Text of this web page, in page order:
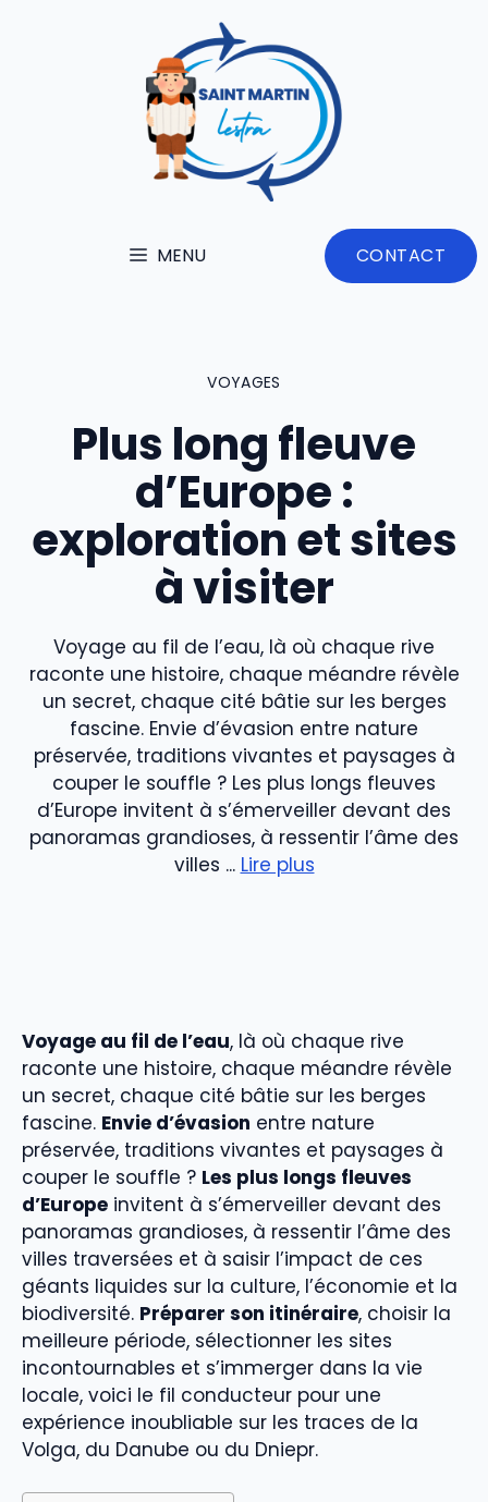
MENU CONTACT
VOYAGES
Plus long fleuve
d’Europe :
exploration et sites
à visiter
Voyage au fil de l’eau, là où chaque rive
raconte une histoire, chaque méandre révèle
un secret, chaque cité bâtie sur les berges
fascine. Envie d’évasion entre nature
préservée, traditions vivantes et paysages à
couper le souffle ? Les plus longs fleuves
d’Europe invitent à s’émerveiller devant des
panoramas grandioses, à ressentir l’âme des
villes ... Lire plus
Voyage au fil de l’eau, là où chaque rive
raconte une histoire, chaque méandre révèle
un secret, chaque cité bâtie sur les berges
fascine. Envie d’évasion entre nature
préservée, traditions vivantes et paysages à
couper le souffle ? Les plus longs fleuves
d’Europe invitent à s’émerveiller devant des
panoramas grandioses, à ressentir l’âme des
villes traversées et à saisir l’impact de ces
géants liquides sur la culture, l’économie et la
biodiversité. Préparer son itinéraire, choisir la
meilleure période, sélectionner les sites
incontournables et s’immerger dans la vie
locale, voici le fil conducteur pour une
expérience inoubliable sur les traces de la
Volga, du Danube ou du Dniepr.